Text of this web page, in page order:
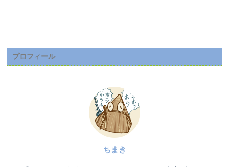
プロフィール
ちまき